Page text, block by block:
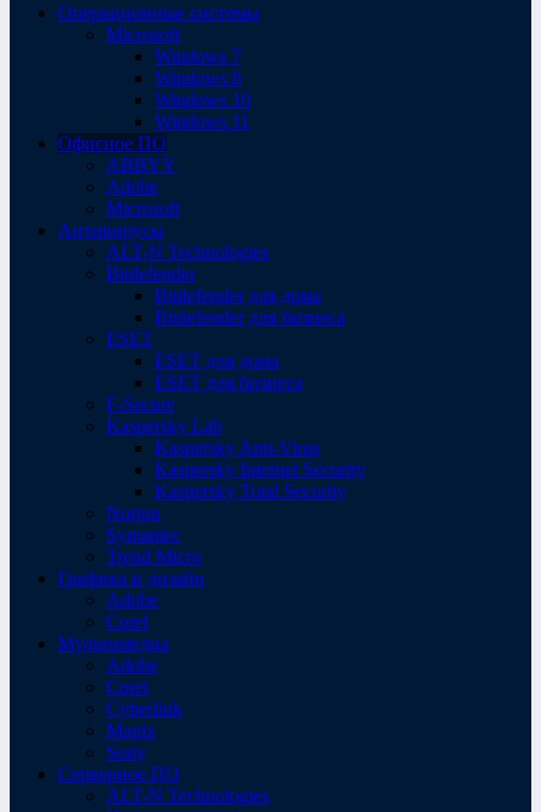
Операционные системы
Microsoft
Windows 7
Windows 8
Windows 10
Windows 11
Офисное ПО
ABBYY
Adobe
Microsoft
Антивирусы
ALT-N Technologies
Bitdefender
Bitdefender для дома
Bitdefender для бизнеса
ESET
ESET для дома
ESET для бизнеса
F-Secure
Kaspersky Lab
Kaspersky Anti-Virus
Kaspersky Internet Security
Kaspersky Total Security
Norton
Symantec
Trend Micro
Графика и дизайн
Adobe
Corel
Мультимедиа
Adobe
Corel
Cyberlink
Magix
Sony
Серверное ПО
ALT-N Technologies